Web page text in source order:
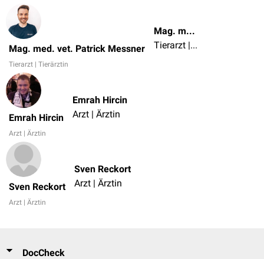
Mag. med. vet. Patrick Messner
Tierarzt | Tierärztin
Mag. med. vet. Patrick Messner
Tierarzt | Tierärztin
Emrah Hircin
Arzt | Ärztin
Emrah Hircin
Arzt | Ärztin
Sven Reckort
Arzt | Ärztin
Sven Reckort
Arzt | Ärztin
DocCheck